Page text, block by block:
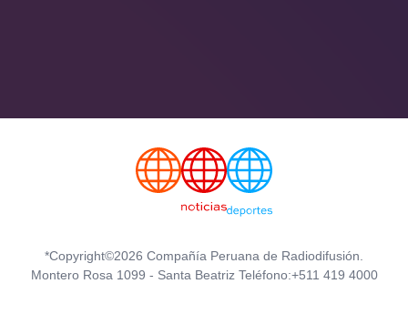
*Copyright©2026 Compañía Peruana de Radiodifusión.
Montero Rosa 1099 - Santa Beatriz Teléfono:+511 419 4000